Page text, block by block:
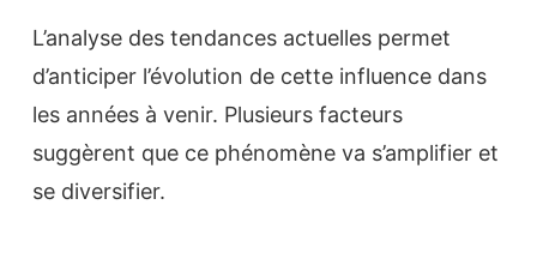
L’analyse des tendances actuelles permet
d’anticiper l’évolution de cette influence dans
les années à venir. Plusieurs facteurs
suggèrent que ce phénomène va s’amplifier et
se diversifier.